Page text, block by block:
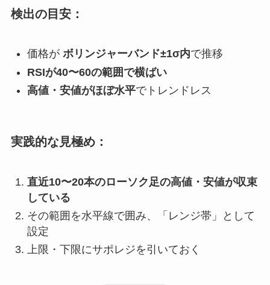
検出の目安：
価格が ボリンジャーバンド±1σ内で推移
RSIが40〜60の範囲で横ばい
高値・安値がほぼ水平でトレンドレス
実践的な見極め：
直近10〜20本のローソク足の高値・安値が収束
している
その範囲を水平線で囲み、「レンジ帯」として
設定
上限・下限にサポレジを引いておく